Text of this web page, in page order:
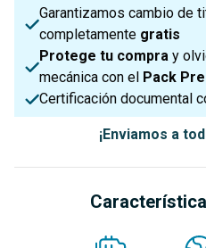
Garantizamos cambio de
completamente gratis
Protege tu compra y
mecánica con el Pack
Certificación documental
¡Enviamos a